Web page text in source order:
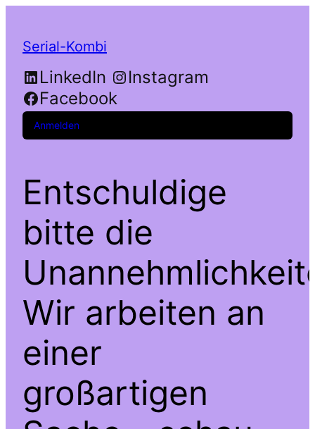
Serial-Kombi
LinkedIn
Instagram
Facebook
Anmelden
Entschuldige
bitte die
Wir arbeiten an
einer
großartigen